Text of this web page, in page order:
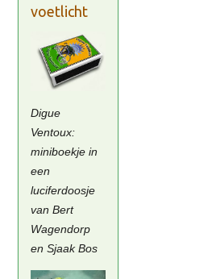
voetlicht
Digue
Ventoux:
miniboekje in
een
luciferdoosje
van Bert
Wagendorp
en Sjaak Bos